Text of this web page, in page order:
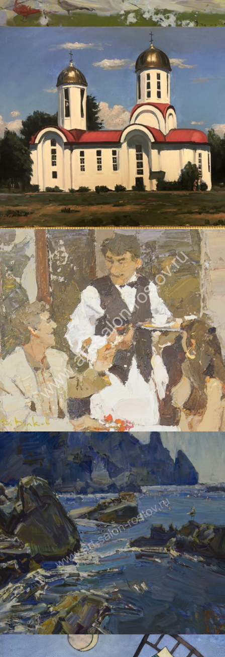
РАФАЭЛЬ ЛУКЬЯНОВ
ВОЛКОВ ДАНИИЛ
ПЕТРУХИН АЛЕКСЕЙ